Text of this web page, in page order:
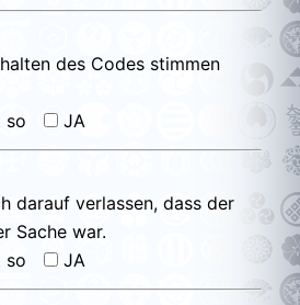
des Codes stimmen
so JA
darauf verlassen, dass der
Sache war.
so JA